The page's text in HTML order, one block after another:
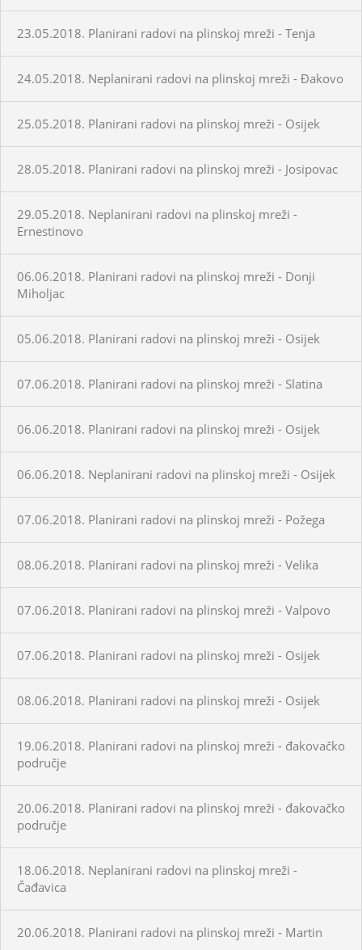
23.05.2018. Planirani radovi na plinskoj mreži - Tenja
24.05.2018. Neplanirani radovi na plinskoj mreži - Đakovo
25.05.2018. Planirani radovi na plinskoj mreži - Osijek
28.05.2018. Planirani radovi na plinskoj mreži - Josipovac
29.05.2018. Neplanirani radovi na plinskoj mreži -
Ernestinovo
06.06.2018. Planirani radovi na plinskoj mreži - Donji
Miholjac
05.06.2018. Planirani radovi na plinskoj mreži - Osijek
07.06.2018. Planirani radovi na plinskoj mreži - Slatina
06.06.2018. Planirani radovi na plinskoj mreži - Osijek
06.06.2018. Neplanirani radovi na plinskoj mreži - Osijek
07.06.2018. Planirani radovi na plinskoj mreži - Požega
08.06.2018. Planirani radovi na plinskoj mreži - Velika
07.06.2018. Planirani radovi na plinskoj mreži - Valpovo
07.06.2018. Planirani radovi na plinskoj mreži - Osijek
08.06.2018. Planirani radovi na plinskoj mreži - Osijek
19.06.2018. Planirani radovi na plinskoj mreži - đakovačko
područje
20.06.2018. Planirani radovi na plinskoj mreži - đakovačko
područje
18.06.2018. Neplanirani radovi na plinskoj mreži -
Čađavica
20.06.2018. Planirani radovi na plinskoj mreži - Martin